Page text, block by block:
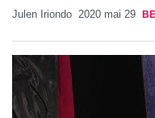
Julen Iriondo 2020 mai 29